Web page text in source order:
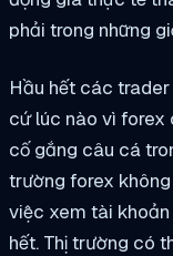
phải trong những
Hầu hết các
cứ lúc nào vì forex
cố gắng câu cá
trường forex
việc xem tài
hết. Thị trường có